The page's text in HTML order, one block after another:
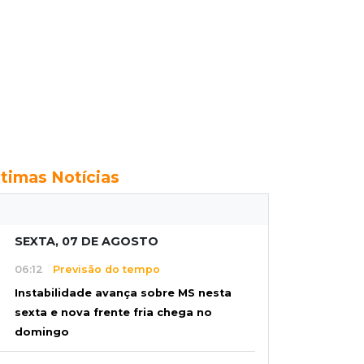
Notícias
SEXTA, 07 DE AGOSTO
06:12 Previsão do tempo
Instabilidade avança sobre MS nesta
sexta e nova frente fria chega no
domingo